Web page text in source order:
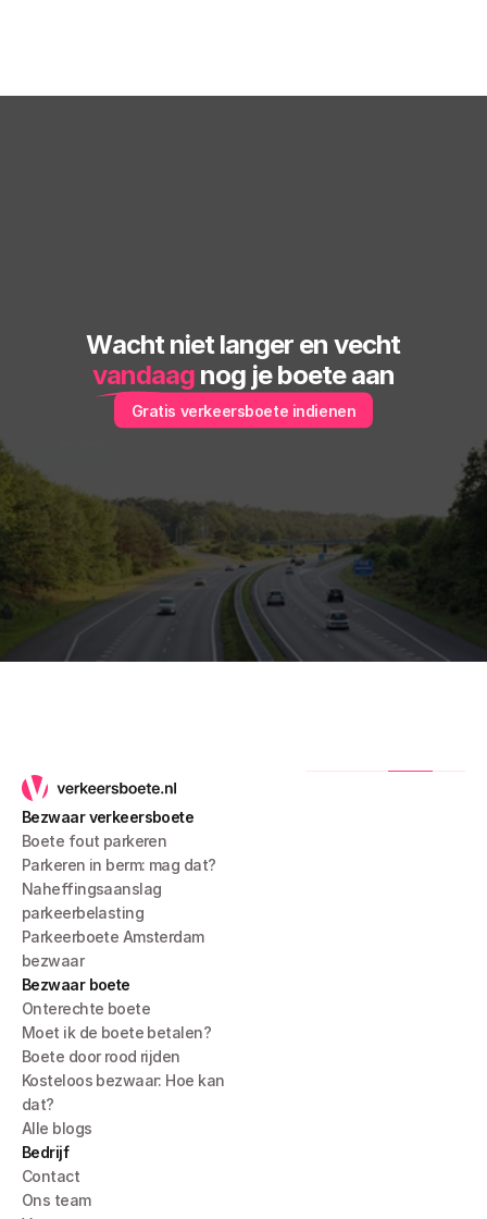
Wacht niet langer en vecht
vandaag nog je boete aan
Gratis verkeersboete indienen
Bezwaar verkeersboete
Boete fout parkeren
Parkeren in berm: mag dat?
Naheffingsaanslag
parkeerbelasting
Parkeerboete Amsterdam
bezwaar
Bezwaar boete
Onterechte boete
Moet ik de boete betalen?
Boete door rood rijden
Kosteloos bezwaar: Hoe kan
dat?
Alle blogs
Bedrijf
Contact
Ons team